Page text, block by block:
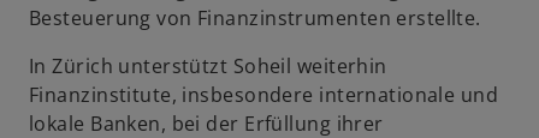
u
e
R
Besteuerung von Finanzinstrumenten erstellte.
In Zürich unterstützt Soheil weiterhin
Finanzinstitute, insbesondere internationale und
lokale Banken, bei der Erfüllung ihrer